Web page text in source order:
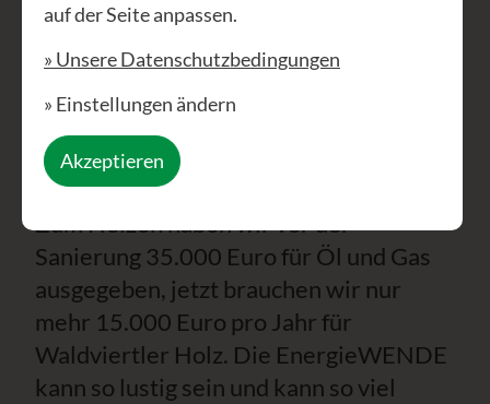
2003 geben wir in Sachen
EnergieWENDE „Vollgas“. Die Sonne
liefert mehr Strom als wir mit unserer
Sie macht das Wasser warm, der
Überschuss kommt in die Raumheizung.
Zum Heizen haben wir vor der
Sanierung 35.000 Euro für Öl und Gas
ausgegeben, jetzt brauchen wir nur
mehr 15.000 Euro pro Jahr für
Waldviertler Holz. Die EnergieWENDE
kann so lustig sein und kann so viel
auf der Seite anpassen.
» Unsere Datenschutzbedingungen
» Einstellungen ändern
Akzeptieren